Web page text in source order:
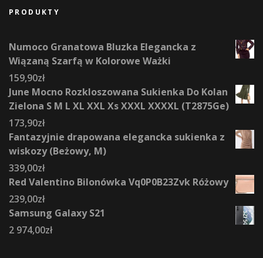
PRODUKTY
Numoco Granatowa Bluzka Elegancka z
Wiązaną Szarfą w Kolorowe Ważki
159,90zł
June Mocno Rozkloszowana Sukienka Do Kolan
Zielona S M L XL XXL Xs XXXL XXXXL (T2875Ge)
173,90zł
Fantazyjnie drapowana elegancka sukienka z
wiskozy (Beżowy, M)
339,00zł
Red Valentino Bilonówka Vq0P0B23Zvk Różowy
239,00zł
Samsung Galaxy S21
2 974,00zł